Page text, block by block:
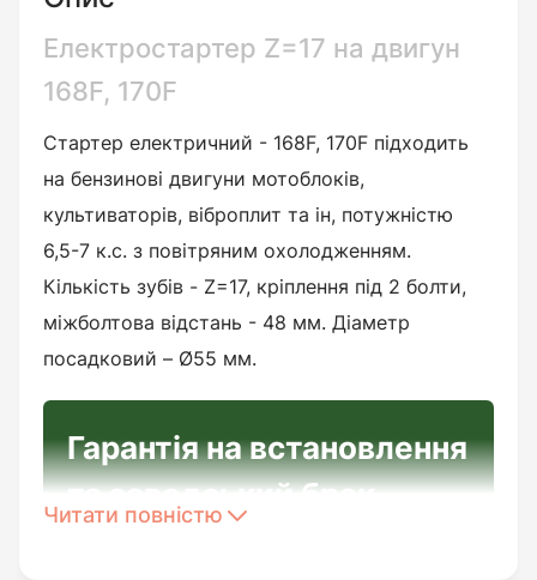
Електростартер Z=17 на двигун
168F, 170F
Стартер електричний - 168F, 170F підходить
на бензинові двигуни мотоблоків,
культиваторів, віброплит та ін, потужністю
6,5-7 к.с. з повітряним охолодженням.
Кількість зубів - Z=17, кріплення під 2 болти,
міжболтова відстань - 48 мм. Діаметр
посадковий – Ø55 мм.
Гарантія на встановлення
та заводський брак
Читати повністю